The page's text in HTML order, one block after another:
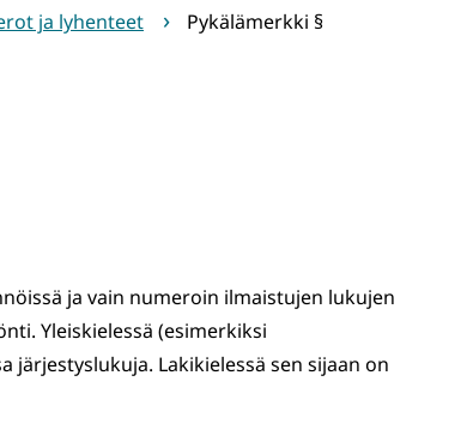
ja lyhenteet Pykälämerkki §
ja vain numeroin ilmaistujen lukujen
Yleiskielessä (esimerkiksi
Lakikielessä sen sijaan on